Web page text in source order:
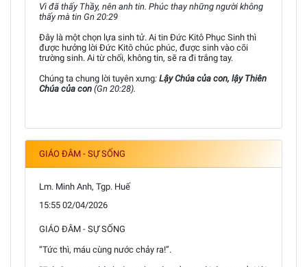
Vì đã thấy Thầy, nên anh tin. Phúc thay những người không
thấy mà tin Gn 20:29
Đây là một chọn lựa sinh tử. Ai tin Đức Kitô Phục Sinh thì
được hưởng lời Đức Kitô chúc phúc, được sinh vào cõi
trường sinh. Ai từ chối, không tin, sẽ ra đi trắng tay.
Chúng ta chung lời tuyên xưng: Lậy Chúa của con, lậy Thiên
Chúa của con (Gn 20:28).
GIÁO ĐÂM - SỰ SỐNG
Lm. Minh Anh, Tgp. Huế
15:55 02/04/2026
GIÁO ĐÂM - SỰ SỐNG
“Tức thì, máu cùng nước chảy ra!”.